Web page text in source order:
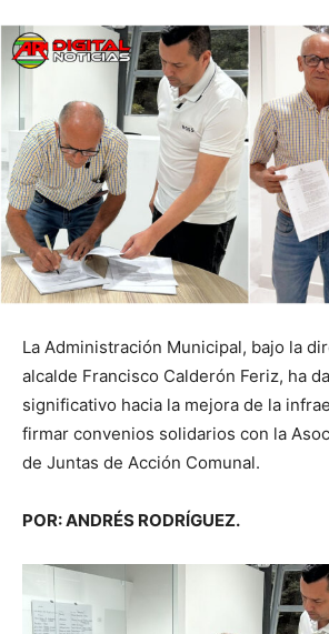
La Administración Municipal, bajo la
alcalde Francisco Calderón Feriz, ha
significativo hacia la mejora de la
firmar convenios solidarios con la
de Juntas de Acción Comunal.
POR: ANDRÉS RODRÍGUEZ.